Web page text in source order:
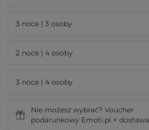
3 noce | 3 osoby
2 noce | 4 osoby
3 noce | 4 osoby
Nie możesz wybrać? Voucher
podarunkowy Emoti.pl + dostawa